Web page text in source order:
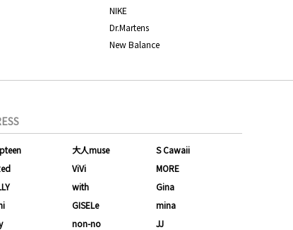
NIKE
Dr.Martens
New Balance
大人muse
S Cawaii
ViVi
MORE
with
Gina
GISELe
mina
non-no
JJ